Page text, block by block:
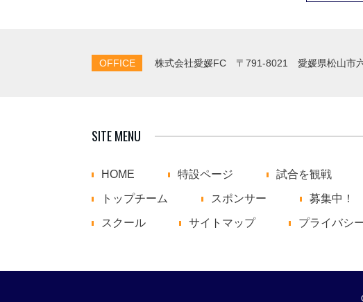
OFFICE 株式会社愛媛FC 〒791-8021 愛媛県松山市
SITE MENU
HOME 特設ページ 試合を観戦
トップチーム スポンサー 募集中！
スクール サイトマップ プライバシ